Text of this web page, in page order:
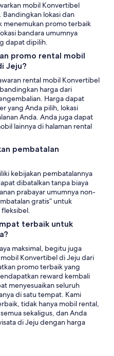
mobil Konvertibel
lokasi dan
menemukan promo terbaik
bandara umumnya
dapat dipilih.
promo rental mobil
Jeju?
rental mobil Konvertibel
harga dari
Harga dapat
yang Anda pilih, lokasi
Anda. Anda juga dapat
lainnya di halaman rental
pembatalan
kebijakan pembatalannya
dibatalkan tanpa biaya
prabayar umumnya non-
gratis” untuk
terbaik untuk
maksimal, begitu juga
Konvertibel di Jeju dari
promo terbaik yang
reward kembali
menyesuaikan seluruh
di satu tempat. Kami
tidak hanya mobil rental,
sekaligus, dan Anda
di Jeju dengan harga